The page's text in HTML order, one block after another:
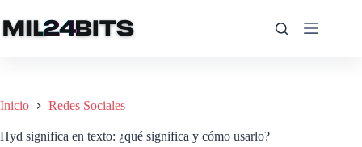
al
contenido
Inicio Redes Sociales
Hyd significa en texto: ¿qué significa y cómo usarlo?